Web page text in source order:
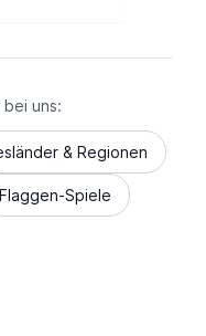
uns:
& Regionen
Flaggen-Spiele